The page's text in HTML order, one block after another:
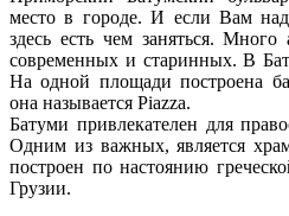
место в городе. И если Вам
здесь есть чем заняться. Много
современных и старинных. В
На одной площади построена
она называется Piazza.
Батуми привлекателен для
Одним из важных, является
построен по настоянию
Грузии.